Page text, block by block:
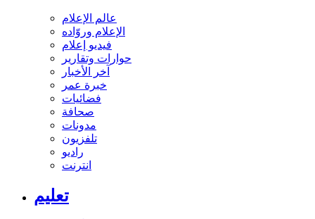
عالم الإعلام
الإعلام وروّاده
فيديو إعلام
حوارات وتقارير
آخر الأخبار
خبرة عمر
فضائيات
صحافة
مدونات
تلفزيون
راديو
انترنت
تعليم